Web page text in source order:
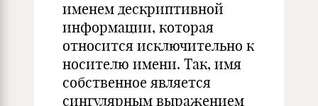
именем дескриптивной
информации, которая
относится исключительно к
носителю имени. Так, имя
собственное является
сингулярным выражением